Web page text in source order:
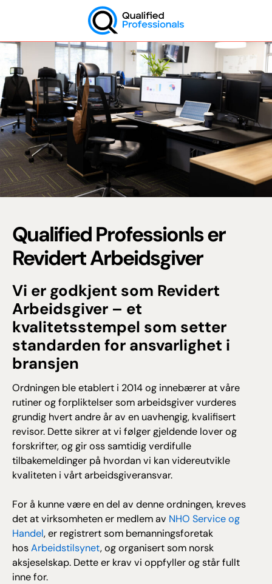
QP
Qualified Professionls er
Revidert Arbeidsgiver
Vi er godkjent som Revidert
Arbeidsgiver – et
kvalitetsstempel som setter
standarden for ansvarlighet i
bransjen
Ordningen ble etablert i 2014 og innebærer at våre
rutiner og forpliktelser som arbeidsgiver vurderes
grundig hvert andre år av en uavhengig, kvalifisert
revisor. Dette sikrer at vi følger gjeldende lover og
forskrifter, og gir oss samtidig verdifulle
tilbakemeldinger på hvordan vi kan videreutvikle
kvaliteten i vårt arbeidsgiveransvar.
For å kunne være en del av denne ordningen, kreves
det at virksomheten er medlem av NHO Service og
Handel, er registrert som bemanningsforetak
hos Arbeidstilsynet, og organisert som norsk
aksjeselskap. Dette er krav vi oppfyller og står fullt
inne for.